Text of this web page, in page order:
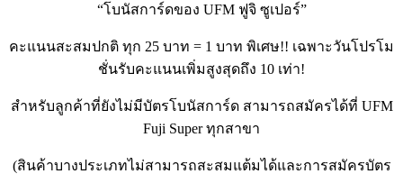
“โบนัสการ์ดของ UFM ฟูจิ ซูเปอร์”
คะแนนสะสมปกติ ทุก 25 บาท = 1 บาท พิเศษ!! เฉพาะวันโปรโม
ชั่นรับคะแนนเพิ่มสูงสุดถึง 10 เท่า!
สำหรับลูกค้าที่ยังไม่มีบัตรโบนัสการ์ด สามารถสมัครได้ที่ UFM
Fuji Super ทุกสาขา
(สินค้าบางประเภทไม่สามารถสะสมแต้มได้และการสมัครบัตร